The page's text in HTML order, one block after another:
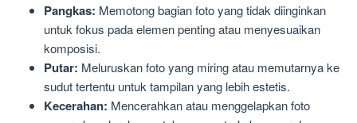
Pangkas: Memotong bagian foto yang tidak diinginkan
untuk fokus pada elemen penting atau menyesuaikan
komposisi.
Putar: Meluruskan foto yang miring atau memutarnya ke
sudut tertentu untuk tampilan yang lebih estetis.
Kecerahan: Mencerahkan atau menggelapkan foto